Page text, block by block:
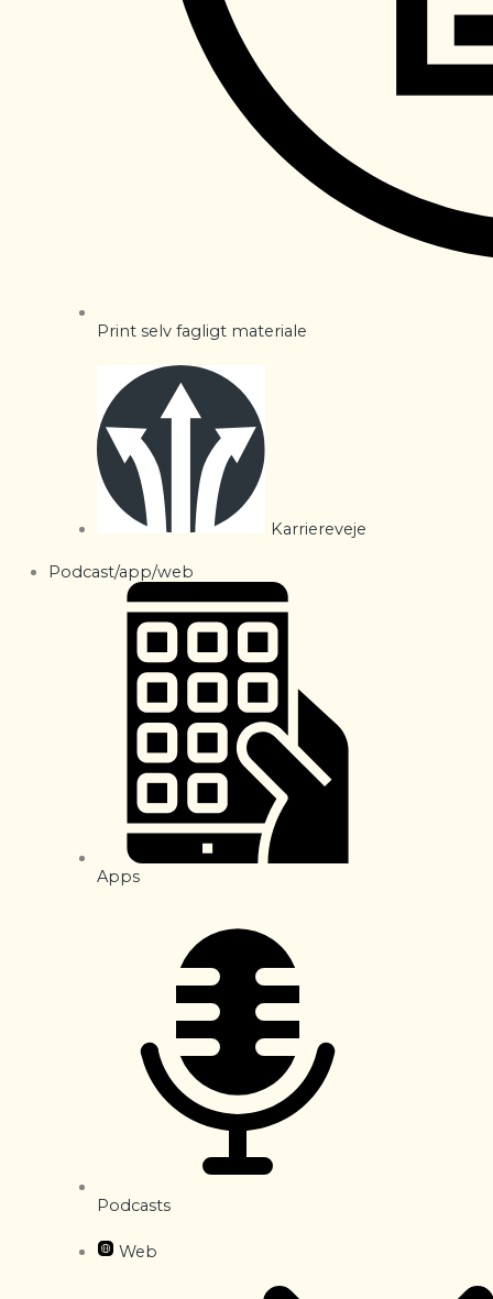
Print selv fagligt materiale
Karriereveje
Podcast/app/web
Apps
Podcasts
Web